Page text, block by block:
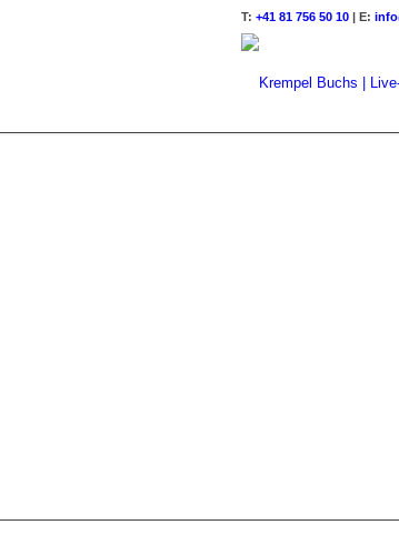
T: +41 81 756 50 10 | E: